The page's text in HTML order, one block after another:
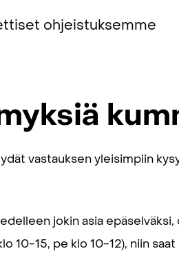
ohjeistuksemme
vastauksen yleisimpiin
jokin asia
10-15, pe klo 10-12), niin